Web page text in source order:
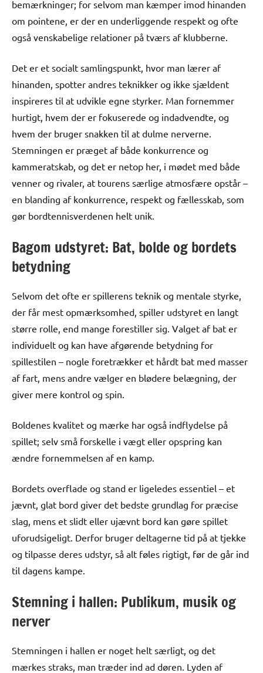
bemærkninger; for selvom man kæmper imod hinanden
om pointene, er der en underliggende respekt og ofte
også venskabelige relationer på tværs af klubberne.
Det er et socialt samlingspunkt, hvor man lærer af
hinanden, spotter andres teknikker og ikke sjældent
inspireres til at udvikle egne styrker. Man fornemmer
hurtigt, hvem der er fokuserede og indadvendte, og
hvem der bruger snakken til at dulme nerverne.
Stemningen er præget af både konkurrence og
kammeratskab, og det er netop her, i mødet med både
venner og rivaler, at tourens særlige atmosfære opstår –
en blanding af konkurrence, respekt og fællesskab, som
gør bordtennisverdenen helt unik.
Bagom udstyret: Bat, bolde og bordets
betydning
Selvom det ofte er spillerens teknik og mentale styrke,
der får mest opmærksomhed, spiller udstyret en langt
større rolle, end mange forestiller sig. Valget af bat er
individuelt og kan have afgørende betydning for
spillestilen – nogle foretrækker et hårdt bat med masser
af fart, mens andre vælger en blødere belægning, der
giver mere kontrol og spin.
Boldenes kvalitet og mærke har også indflydelse på
spillet; selv små forskelle i vægt eller opspring kan
ændre fornemmelsen af en kamp.
Bordets overflade og stand er ligeledes essentiel – et
jævnt, glat bord giver det bedste grundlag for præcise
slag, mens et slidt eller ujævnt bord kan gøre spillet
uforudsigeligt. Derfor bruger deltagerne tid på at tjekke
og tilpasse deres udstyr, så alt føles rigtigt, før de går ind
til dagens kampe.
Stemning i hallen: Publikum, musik og
nerver
Stemningen i hallen er noget helt særligt, og det
mærkes straks, man træder ind ad døren. Lyden af